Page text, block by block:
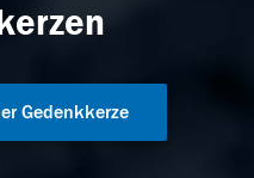
Gedenkkerze